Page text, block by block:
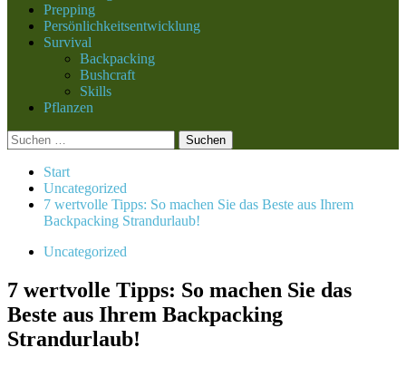
Prepping
Persönlichkeitsentwicklung
Survival
Backpacking
Bushcraft
Skills
Pflanzen
Suchen
nach:
Start
Uncategorized
7 wertvolle Tipps: So machen Sie das Beste aus Ihrem
Backpacking Strandurlaub!
Uncategorized
7 wertvolle Tipps: So machen Sie das
Beste aus Ihrem Backpacking
Strandurlaub!